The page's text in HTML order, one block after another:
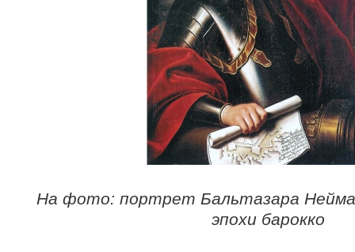
На фото: портрет Бальтазара
эпохи барокко